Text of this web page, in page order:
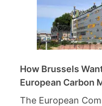
How Brussels
European Carbon
The European